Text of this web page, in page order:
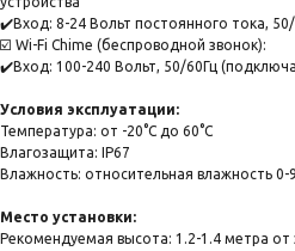
✔️Вход: 8-24 Вольт постоянного тока, 50/
☑️ Wi-Fi Chime (беспроводной звонок):
✔️Вход: 100-240 Вольт, 50/60Гц
Условия эксплуатации:
Температура: от -20°C до 60°C
Влагозащита: IP67
Влажность: относительная влажность 0-
Место установки:
Рекомендуемая высота: 1.2-1.4 метра от